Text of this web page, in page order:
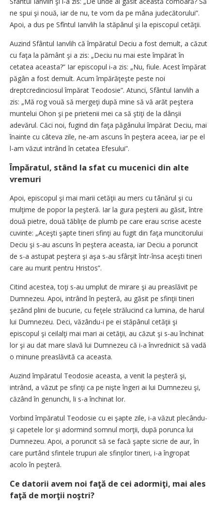
ne spui şi nouă, iar de nu, te vom da pe mâna judecătorului”.
Apoi, a dus pe Sfîntul Ianvlih la stăpânul şi la episcopul cetăţii.
Auzind Sfântul Ianvlih că împăratul Deciu a fost demult, a căzut
cu faţa la pământ şi a zis: „Deciu nu mai este împărat în
cetatea aceasta?” Iar episcopul i-a zis: „Nu, fiule. Acest împărat
păgân a fost demult. Acum împărăţeşte peste noi
dreptcredinciosul împărat Teodosie”. Atunci, Sfântul Ianvlih a
zis: „Mă rog vouă să mergeţi după mine să vă arăt peştera
muntelui Ohon şi pe prietenii mei ca să ştiţi de la dânşii
adevărul. Căci noi, fugind din faţa păgânului împărat Deciu, mai
înainte cu câteva zile, ne-am ascuns în peştera aceea, iar pe el
l-am văzut intrând în cetatea Efesului”.
Împăratul, stând la sfat cu mucenici din alte
vremuri
Apoi, episcopul şi mai marii cetăţii au mers cu tânărul şi cu
mulţime de popor la peşteră. Iar la gura peşterii au găsit, între
două pietre, două tăbliţe de plumb pe care erau scrise aceste
cuvinte: „Aceşti şapte tineri sfinţi au fugit din faţa muncitorului
Deciu şi s-au ascuns în peştera aceasta, iar Deciu a poruncit
de s-a astupat peştera şi aşa s-au sfârşit într-însa aceşti tineri
care au murit pentru Hristos”.
Citind acestea, toţi s-au umplut de mirare şi au preaslăvit pe
Dumnezeu. Apoi, intrând în peşteră, au găsit pe sfinţii tineri
şezând plini de bucurie, cu feţele strălucind ca lumina, de harul
lui Dumnezeu. Deci, văzându-i pe ei stăpânul cetăţii şi
episcopul şi ceilalţi mai mari ai cetăţii, au căzut şi s-au închinat
lor şi au dat mare slavă lui Dumnezeu că i-a învrednicit să vadă
o minune preaslăvită ca aceasta.
Auzind împăratul Teodosie aceasta, a venit la peşteră şi,
intrând, a văzut pe sfinţi ca pe nişte îngeri ai lui Dumnezeu şi,
căzând în genunchi, li s-a închinat lor.
Vorbind împăratul Teodosie cu ei şapte zile, i-a văzut plecându-
şi capetele lor şi adormind somnul morţii, după porunca lui
Dumnezeu. Apoi, a poruncit să se facă şapte sicrie de aur, în
care purtând sfintele trupuri ale sfinţilor tineri, i-a îngropat
acolo în peşteră.
Ce datorii avem noi faţă de cei adormiţi, mai ales
faţă de morţii noştri?